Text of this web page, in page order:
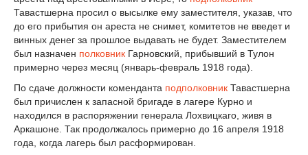
Тавастшерна просил о высылке ему заместителя, указав, что
до его прибытия он ареста не снимет, комитетов не введет и
винных денег за прошлое выдавать не будет. Заместителем
был назначен полковник Гарновский, прибывший в Тулон
примерно через месяц (январь-февраль 1918 года).
По сдаче должности коменданта подполковник Тавастшерна
был причислен к запасной бригаде в лагере Курно и
находился в распоряжении генерала Лохвицкаго, живя в
Аркашоне. Так продолжалось примерно до 16 апреля 1918
года, когда лагерь был расформирован.